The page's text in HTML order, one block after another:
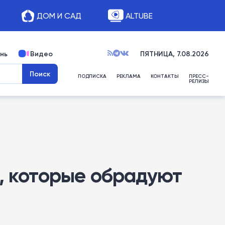
ДОМ И САД ALTUBE
Видео ПЯТНИЦА, 7.08.2026
ПОДПИСКА РЕКЛАМА КОНТАКТЫ ПРЕСС-
РЕЛИЗЫ
которые обрадуют